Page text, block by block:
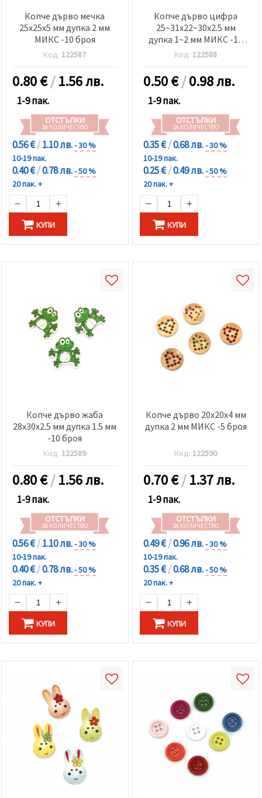
Копче дърво мечка
25x25x5 мм дупка 2 мм
МИКС -10 броя
Код: 122587
0.80€/1.56 лв.
1-9 пак.
ОТСТЪПКИ
ЗА КОЛИЧЕСТВО
0.56 €/1.10 лв.- 30 %
10-19 пак.
0.40 €/0.78 лв.- 50 %
20 пак. +
КУПИ
Копче дърво цифра
25~31x22~30x2.5 мм
дупка 1~2 мм МИКС -10
броя
Код: 122588
0.50€/0.98 лв.
1-9 пак.
ОТСТЪПКИ
ЗА КОЛИЧЕСТВО
0.35 €/0.68 лв.- 30 %
10-19 пак.
0.25 €/0.49 лв.- 50 %
20 пак. +
КУПИ
Копче дърво жаба
28x30x2.5 мм дупка 1.5 мм
-10 броя
Код: 122589
0.80€/1.56 лв.
1-9 пак.
ОТСТЪПКИ
ЗА КОЛИЧЕСТВО
0.56 €/1.10 лв.- 30 %
10-19 пак.
0.40 €/0.78 лв.- 50 %
20 пак. +
КУПИ
Копче дърво 20x20x4 мм
дупка 2 мм МИКС -5 броя
Код: 122590
0.70€/1.37 лв.
1-9 пак.
ОТСТЪПКИ
ЗА КОЛИЧЕСТВО
0.49 €/0.96 лв.- 30 %
10-19 пак.
0.35 €/0.68 лв.- 50 %
20 пак. +
КУПИ